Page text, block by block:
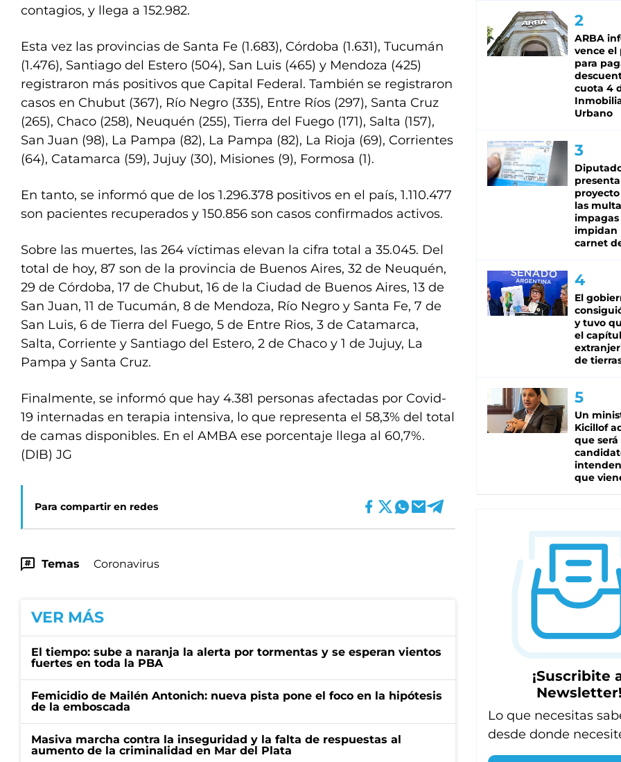
contagios, y llega a 152.982.
Esta vez las provincias de Santa Fe (1.683), Córdoba (1.631), Tucumán
(1.476), Santiago del Estero (504), San Luis (465) y Mendoza (425)
registraron más positivos que Capital Federal. También se registraron
casos en Chubut (367), Río Negro (335), Entre Ríos (297), Santa Cruz
(265), Chaco (258), Neuquén (255), Tierra del Fuego (171), Salta (157),
San Juan (98), La Pampa (82), La Pampa (82), La Rioja (69), Corrientes
(64), Catamarca (59), Jujuy (30), Misiones (9), Formosa (1).
En tanto, se informó que de los 1.296.378 positivos en el país, 1.110.477
son pacientes recuperados y 150.856 son casos confirmados activos.
Sobre las muertes, las 264 víctimas elevan la cifra total a 35.045. Del
total de hoy, 87 son de la provincia de Buenos Aires, 32 de Neuquén,
29 de Córdoba, 17 de Chubut, 16 de la Ciudad de Buenos Aires, 13 de
San Juan, 11 de Tucumán, 8 de Mendoza, Río Negro y Santa Fe, 7 de
San Luis, 6 de Tierra del Fuego, 5 de Entre Rios, 3 de Catamarca,
Salta, Corriente y Santiago del Estero, 2 de Chaco y 1 de Jujuy, La
Pampa y Santa Cruz.
Finalmente, se informó que hay 4.381 personas afectadas por Covid-
19 internadas en terapia intensiva, lo que representa el 58,3% del total
de camas disponibles. En el AMBA ese porcentaje llega al 60,7%.
(DIB) JG
Para compartir en redes
Temas Coronavirus
VER MÁS
El tiempo: sube a naranja la alerta por tormentas y se esperan vientos
fuertes en toda la PBA
Femicidio de Mailén Antonich: nueva pista pone el foco en la hipótesis
de la emboscada
Masiva marcha contra la inseguridad y la falta de respuestas al
aumento de la criminalidad en Mar del Plata
ARBA
vence el
para
cuota 4
Urbano
las
impagas
impidan
carnet
El
y tuvo
el
de
Un
Kicillof
que será
que
¡Suscribite
Newsletter!
Lo que necesitas
desde donde